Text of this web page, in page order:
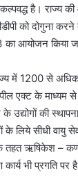
है। राज्य
को दोगुना
आयोजन किया
में 1200 से
एक्ट के माध्यम
उद्योगों की
के लिये सीधी वायु
ऋषिकेश –
भी प्रगति पर